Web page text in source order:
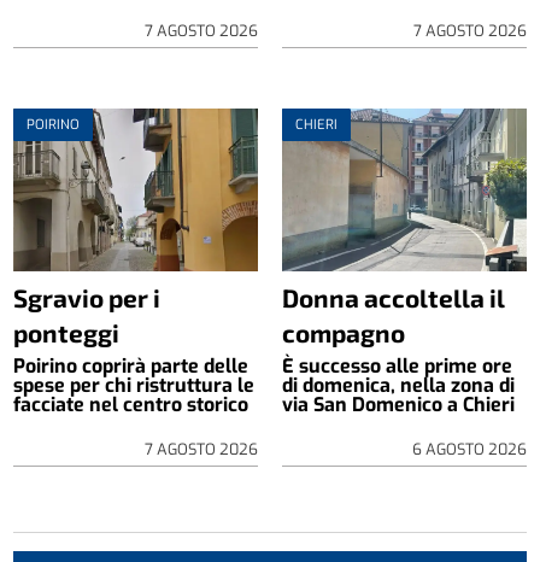
7 AGOSTO 2026 7 AGOSTO 2026
POIRINO
Sgravio per i
ponteggi
Poirino coprirà parte delle
spese per chi ristruttura le
facciate nel centro storico
7 AGOSTO 2026
CHIERI
Donna accoltella il
compagno
È successo alle prime ore
di domenica, nella zona di
via San Domenico a Chieri
6 AGOSTO 2026